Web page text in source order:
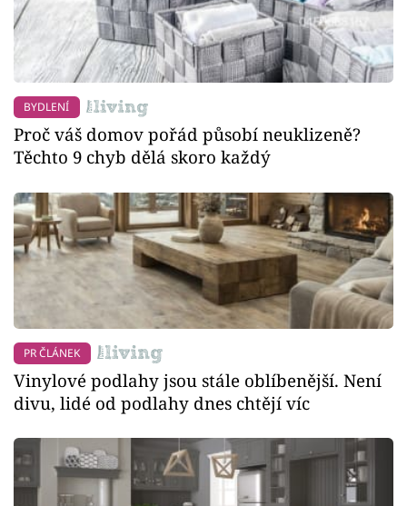
BYDLENÍ
Proč váš domov pořád působí neuklizeně?
Těchto 9 chyb dělá skoro každý
PR ČLÁNEK
Vinylové podlahy jsou stále oblíbenější. Není
divu, lidé od podlahy dnes chtějí víc